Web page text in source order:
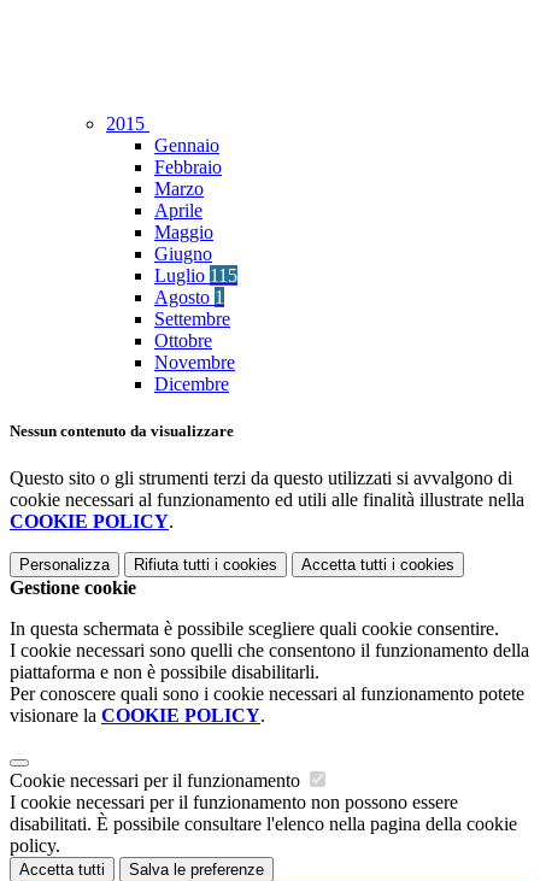
2015
Gennaio
Febbraio
Marzo
Aprile
Maggio
Giugno
Luglio 115
Agosto 1
Settembre
Ottobre
Novembre
Dicembre
Nessun contenuto da visualizzare
Questo sito o gli strumenti terzi da questo utilizzati si avvalgono di
cookie necessari al funzionamento ed utili alle finalità illustrate nella
COOKIE POLICY.
Personalizza Rifiuta tutti i cookies Accetta tutti i cookies
Gestione cookie
In questa schermata è possibile scegliere quali cookie consentire.
I cookie necessari sono quelli che consentono il funzionamento della
piattaforma e non è possibile disabilitarli.
Per conoscere quali sono i cookie necessari al funzionamento potete
visionare la COOKIE POLICY.
Cookie necessari per il funzionamento
I cookie necessari per il funzionamento non possono essere
disabilitati. È possibile consultare l'elenco nella pagina della cookie
policy.
Accetta tutti Salva le preferenze